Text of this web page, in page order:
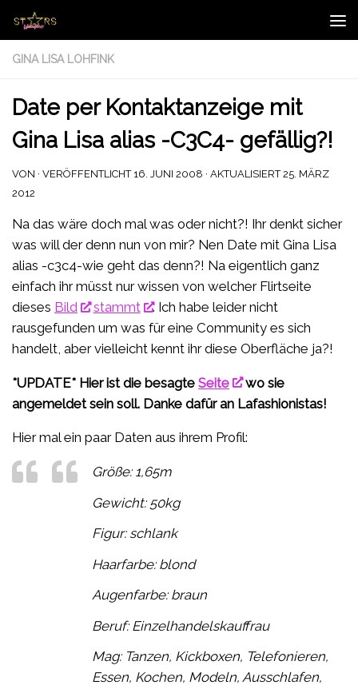
Zum Inhalt springen
GINA LISA LOHFINK
Date per Kontaktanzeige mit
Gina Lisa alias -C3C4- gefällig?!
VON · VERÖFFENTLICHT 16. JUNI 2008 · AKTUALISIERT25. MÄRZ
2012
Na das wäre doch mal was oder nicht?! Ihr denkt sicher
was will der denn nun von mir? Nen Date mit Gina Lisa
alias -c3c4-wie geht das denn?! Na eigentlich ganz
einfach ihr müsst nur wissen von welcher Flirtseite
dieses Bild stammt
. Ich habe leider nicht
rausgefunden um was für eine Community es sich
handelt, aber vielleicht kennt ihr diese Oberfläche ja?!
*UPDATE* Hier ist die besagte Seite
wo sie
angemeldet sein soll. Danke dafür an Lafashionistas!
Hier mal ein paar Daten aus ihrem Profil:
Größe: 1,65m
Gewicht: 50kg
Figur: schlank
Haarfarbe: blond
Augenfarbe: braun
Beruf: Einzelhandelskauffrau
Mag: Tanzen, Kickboxen, Telefonieren,
Essen, Kochen, Modeln, Ausschlafen,